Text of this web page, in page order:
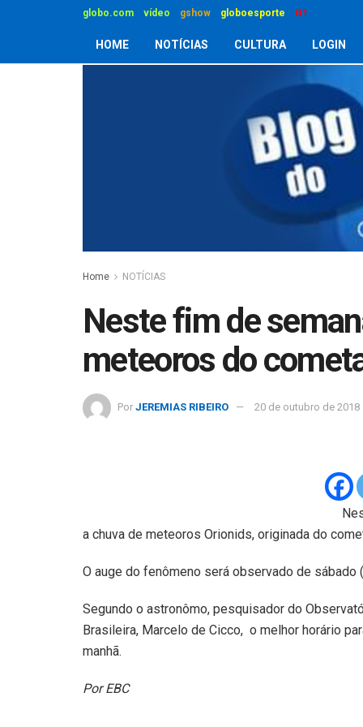
globo.com vídeo gshow globoesporte G1
HOME NOTÍCIAS CULTURA LOGIN
Home NOTÍCIAS
Neste fim de
meteoros do
Por JEREMIAS RIBEIRO 20 de outubro de 2018
a chuva de meteoros Orionids, originada do
O auge do fenômeno será observado de sábado
Segundo o astronômo, pesquisador do
Brasileira, Marcelo de Cicco, o melhor horário
manhã.
Por EBC